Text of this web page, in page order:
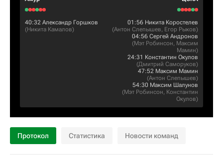
40:32 Александр Горшков
(Никита Камалов)
01:56 Никита Коростелев
(Антон Слепышев, Егор Рыков)
04:56 Сергей Андронов
(Мэт Робинсон, Максим
Мамин)
24:31 Константин Окулов
(Дмитрий Саморуков)
47:52 Максим Мамин
(Антон Слепышев)
54:30 Максим Шалунов
(Мэт Робинсон, Константин
Окулов)
Протокол Статистика Новости команд